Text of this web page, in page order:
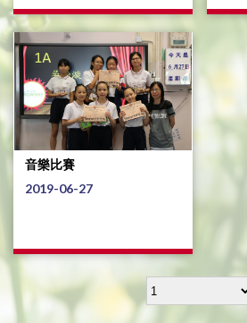
音樂比賽
2019-06-27